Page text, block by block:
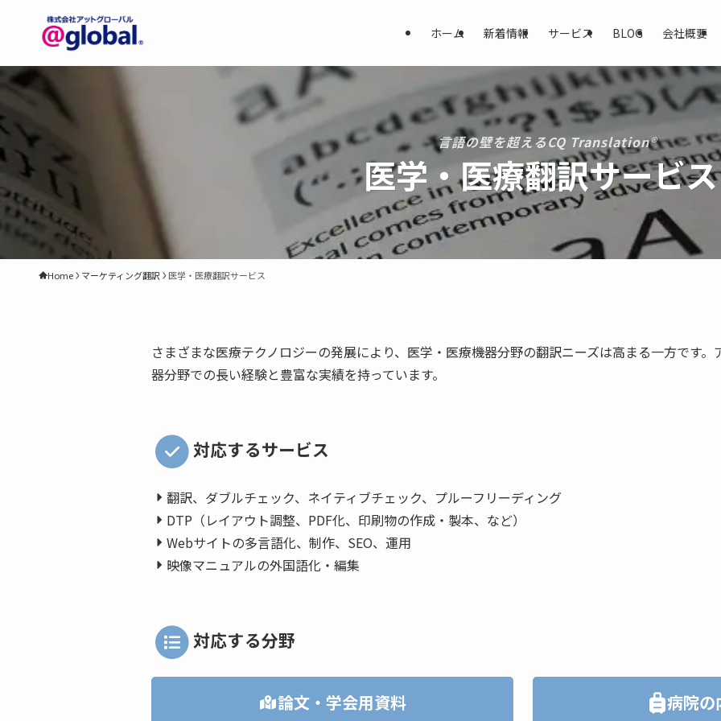
ホーム 新着情報 サービス BLOG 会社概要
医学・医療翻訳サービス
言語の壁を超えるCQ Translation®
Home マーケティング翻訳 医学・医療翻訳サービス
さまざまな医療テクノロジーの発展により、医学・医療機器分野の翻訳ニーズは高まる一方です
器分野での長い経験と豊富な実績を持っています。
対応するサービス
翻訳、ダブルチェック、ネイティブチェック、プルーフリーディング
DTP（レイアウト調整、PDF化、印刷物の作成・製本、など）
Webサイトの多言語化、制作、SEO、運用
映像マニュアルの外国語化・編集
対応する分野
論文・学会用資料 病院の